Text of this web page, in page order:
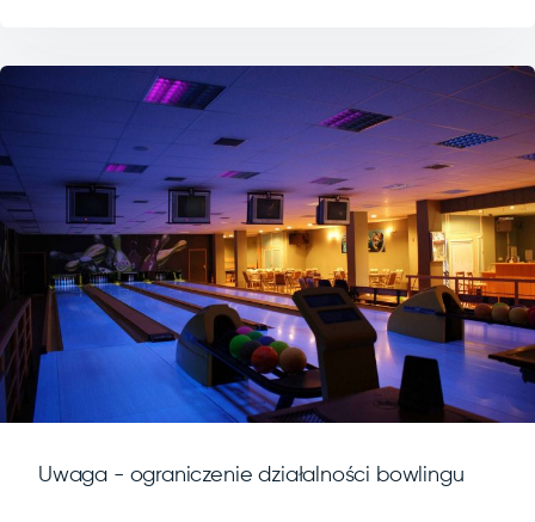
Uwaga - ograniczenie działalności bowlingu